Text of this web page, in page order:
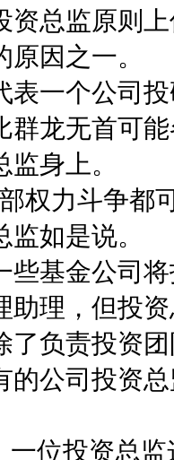
资总监原则
因之一。
表一个公司
群龙无首可
身上。
权力斗争都
如是说。
些基金公司
助理，但投
了负责投资
的公司投资
一位投资总